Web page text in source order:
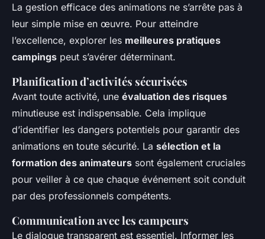
La gestion efficace des animations ne s’arrête pas à
leur simple mise en œuvre. Pour atteindre
l’excellence, explorer les meilleures pratiques
campings peut s’avérer déterminant.
Planification d’activités sécurisées
Avant toute activité, une évaluation des risques
minutieuse est indispensable. Cela implique
d’identifier les dangers potentiels pour garantir des
animations en toute sécurité. La sélection et la
formation des animateurs sont également cruciales
pour veiller à ce que chaque événement soit conduit
par des professionnels compétents.
Communication avec les campeurs
Le dialogue transparent est essentiel. Informer les